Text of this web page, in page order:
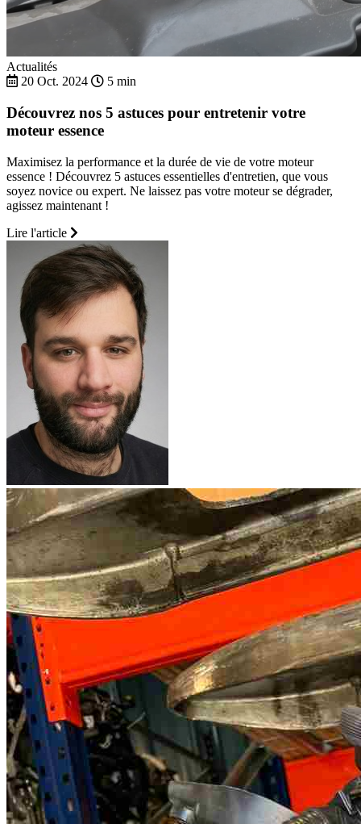
Actualités
20 Oct. 2024
5 min
Découvrez nos 5 astuces pour entretenir votre
moteur essence
Maximisez la performance et la durée de vie de votre moteur
essence ! Découvrez 5 astuces essentielles d'entretien, que vous
soyez novice ou expert. Ne laissez pas votre moteur se dégrader,
agissez maintenant !
Lire l'article